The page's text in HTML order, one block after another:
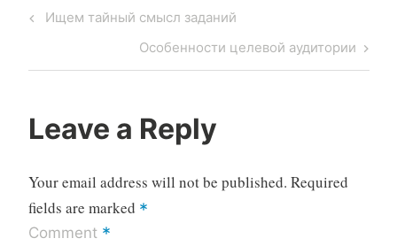
Post
Previous
Ищем тайный смысл заданий
Next
Post
Особенности целевой аудитории
Leave a Reply
Your email address will not be published. Required
fields are marked *
Comment *